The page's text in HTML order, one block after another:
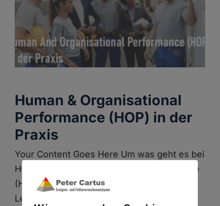
Human & Organisational
Performance (HOP) in der
Praxis
Your Content Goes Here Um was geht es bei
HOP? Human & Organisational Performance
(HOP) ist ein Ansatz, der darauf abzielt, die
Leistung von Organisationen durch ein